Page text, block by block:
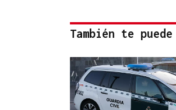
También te